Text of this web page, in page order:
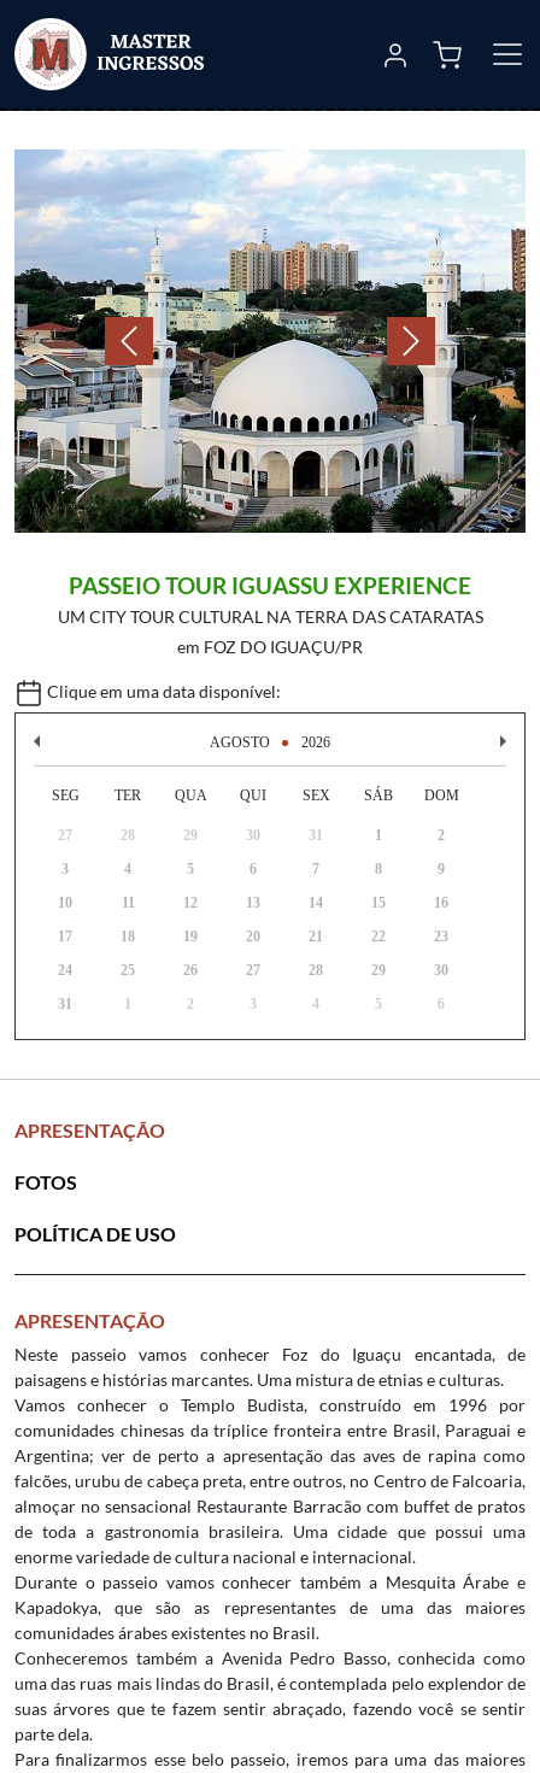
PASSEIO TOUR IGUASSU EXPERIENCE
UM CITY TOUR CULTURAL NA TERRA DAS CATARATAS
em FOZ DO IGUAÇU/PR
Clique em uma data disponível:
AGOSTO 2026
SEG TER QUA QUI SEX SÁB DOM
27 28 29 30 31 1
2
3
4 5 6 7 8
9
10
11 12 13 14 15
16
17
18 19 20 21 22
23
24
25 26 27 28 29
30
31
1 2 3 4 5 6
APRESENTAÇÃO
FOTOS
POLÍTICA DE USO
APRESENTAÇÃO
Neste passeio vamos conhecer Foz do Iguaçu encantada, de
paisagens e histórias marcantes. Uma mistura de etnias e culturas.
Vamos conhecer o Templo Budista, construído em 1996 por
comunidades chinesas da tríplice fronteira entre Brasil, Paraguai e
Argentina; ver de perto a apresentação das aves de rapina como
falcões, urubu de cabeça preta, entre outros, no Centro de Falcoaria,
almoçar no sensacional Restaurante Barracão com buffet de pratos
de toda a gastronomia brasileira. Uma cidade que possui uma
enorme variedade de cultura nacional e internacional.
Durante o passeio vamos conhecer também a Mesquita Árabe e
Kapadokya, que são as representantes de uma das maiores
comunidades árabes existentes no Brasil.
Conheceremos também a Avenida Pedro Basso, conhecida como
uma das ruas mais lindas do Brasil, é contemplada pelo explendor de
suas árvores que te fazem sentir abraçado, fazendo você se sentir
parte dela.
Para finalizarmos esse belo passeio, iremos para uma das maiores